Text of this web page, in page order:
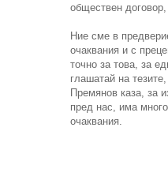
обществен
Ние сме в
очаквания и с
точно за това, за
глашатай на
Премянов каза, за
пред нас, има
очаквания.